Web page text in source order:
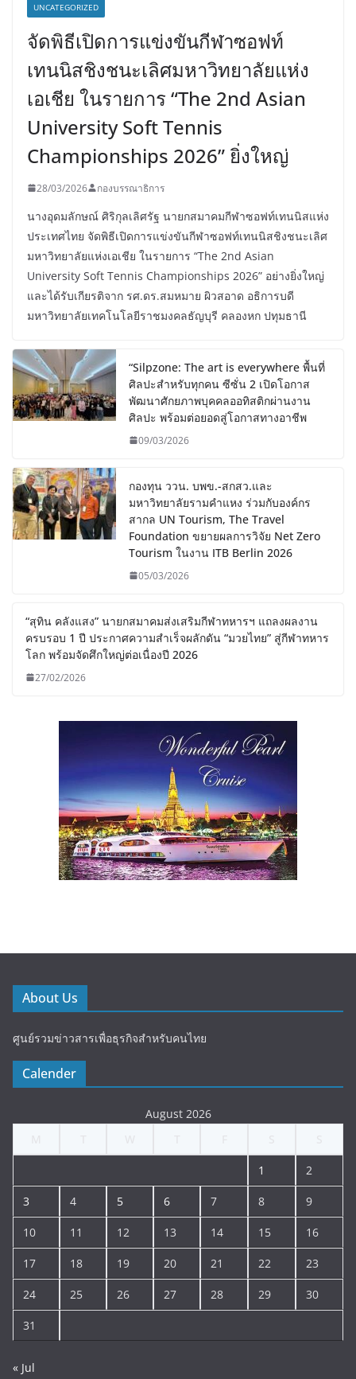
UNCATEGORIZED
จัดพิธีเปิดการแข่งขันกีฬาซอฟท์
เทนนิสชิงชนะเลิศมหาวิทยาลัยแห่ง
เอเชีย ในรายการ “The 2nd Asian
University Soft Tennis
Championships 2026” ยิ่งใหญ่
28/03/2026 กองบรรณาธิการ
นางอุดมลักษณ์ ศิริกุลเลิศรัฐ นายกสมาคมกีฬาซอฟท์เทนนิสแห่ง
ประเทศไทย จัดพิธีเปิดการแข่งขันกีฬาซอฟท์เทนนิสชิงชนะเลิศ
มหาวิทยาลัยแห่งเอเชีย ในรายการ “The 2nd Asian
University Soft Tennis Championships 2026” อย่างยิ่งใหญ่
และได้รับเกียรติจาก รศ.ดร.สมหมาย ผิวสอาด อธิการบดี
มหาวิทยาลัยเทคโนโลยีราชมงคลธัญบุรี คลองหก ปทุมธานี
“Silpzone: The art is everywhere พื้นที่
ศิลปะสำหรับทุกคน ซีซั่น 2 เปิดโอกาส
พัฒนาศักยภาพบุคคลออทิสติกผ่านงาน
ศิลปะ พร้อมต่อยอดสู่โอกาสทางอาชีพ
09/03/2026
กองทุน ววน. บพข.-สกสว.และ
มหาวิทยาลัยรามคำแหง ร่วมกับองค์กร
สากล UN Tourism, The Travel
Foundation ขยายผลการวิจัย Net Zero
Tourism ในงาน ITB Berlin 2026
05/03/2026
“สุทิน คลังแสง” นายกสมาคมส่งเสริมกีฬาทหารฯ แถลงผลงาน
ครบรอบ 1 ปี ประกาศความสำเร็จผลักดัน “มวยไทย” สู่กีฬาทหาร
โลก พร้อมจัดศึกใหญ่ต่อเนื่องปี 2026
27/02/2026
About Us
ศูนย์รวมข่าวสารเพื่อธุรกิจสำหรับคนไทย
Calender
August 2026
1 2
3 4 5 6 7 8 9
10 11 12 13 14 15 16
17 18 19 20 21 22 23
24 25 26 27 28 29 30
31
« Jul